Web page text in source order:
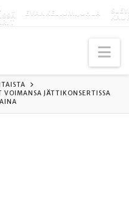
EVANKELIUMIJUHLA
JÄTTIKONSERTISSA